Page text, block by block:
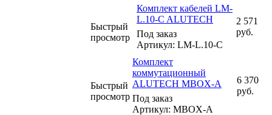
Быстрый
просмотр
Комплект кабелей LM-
L.10-C ALUTECH
Под заказ
Артикул: LM-L.10-C
2 571
руб.
Быстрый
просмотр
Комплект
коммутационный
ALUTECH MBOX-A
Под заказ
Артикул: MBOX-A
6 370
руб.